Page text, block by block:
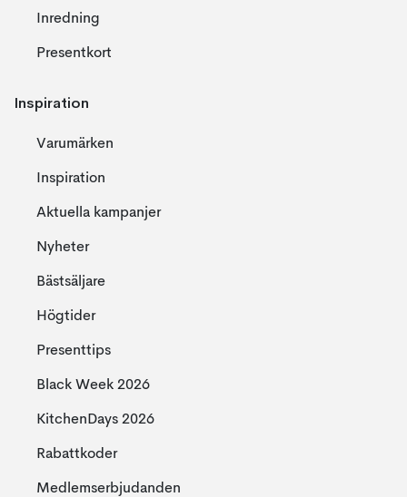
Inredning
Presentkort
Inspiration
Varumärken
Inspiration
Aktuella kampanjer
Nyheter
Bästsäljare
Högtider
Presenttips
Black Week 2026
KitchenDays 2026
Rabattkoder
Medlemserbjudanden